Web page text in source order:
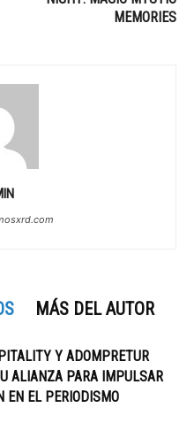
MEMORIES
MÁS DEL AUTOR
Y ADOMPRETUR
ALIANZA PARA IMPULSAR
EN EL PERIODISMO